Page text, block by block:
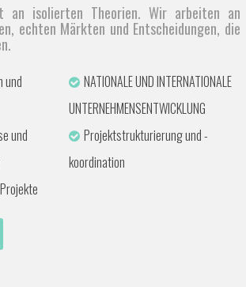
an isolierten Theorien. Wir arbeiten an
echten Märkten und Entscheidungen, die
und
NATIONALE UND INTERNATIONALE
UNTERNEHMENSENTWICKLUNG
und
Projektstrukturierung und -
koordination